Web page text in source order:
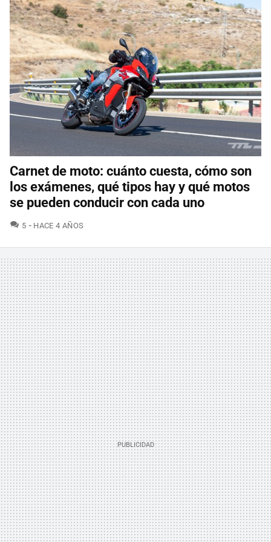
Carnet de moto: cuánto cuesta, cómo son
los exámenes, qué tipos hay y qué motos
se pueden conducir con cada uno
5 COMENTARIOS
HACE 4 AÑOS